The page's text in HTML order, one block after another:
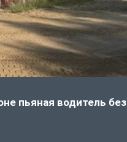
пьяная водитель без